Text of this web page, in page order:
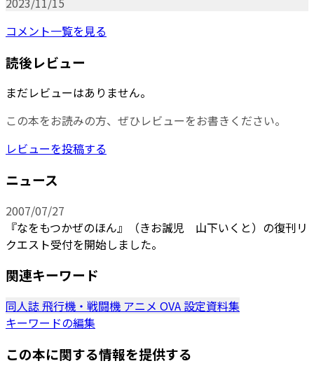
コメント一覧を見る
読後レビュー
まだレビューはありません。
この本をお読みの方、ぜひレビューをお書きください。
レビューを投稿する
ニュース
2007/07/27
『なをもつかぜのほん』（きお誠児 山下いくと）の復刊リ
クエスト受付を開始しました。
関連キーワード
同人誌飛行機・戦闘機 アニメ OVA 設定資料集
キーワードの編集
この本に関する情報を提供する